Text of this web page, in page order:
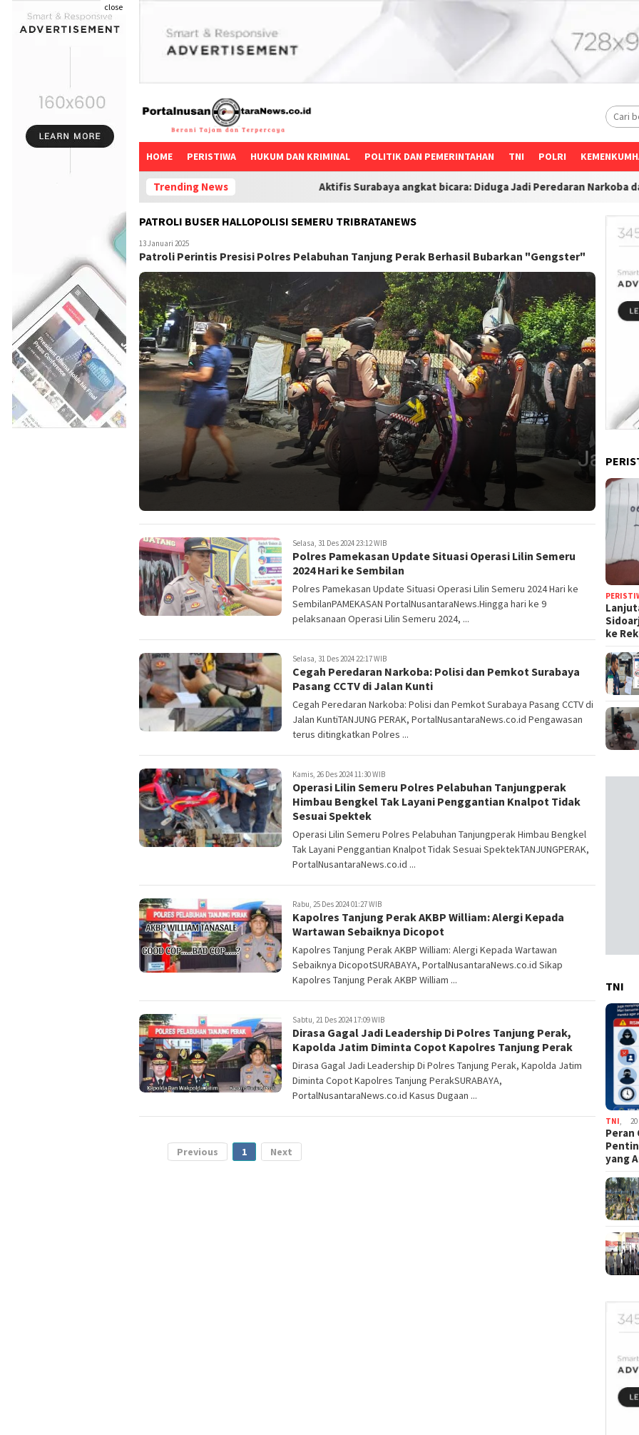
close
HOME PERISTIWA HUKUM DAN KRIMINAL POLITIK DAN PEMERINTAHAN TNI POLRI
Trending NewsAktifis Surabaya angkat bicara: Diduga Jadi Peredaran Narkoba dan Ponsel Desak
PATROLI BUSER HALLOPOLISI SEMERU TRIBRATANEWS
13 Januari 2025
Patroli Perintis Presisi Polres Pelabuhan Tanjung Perak Berhasil Bubarkan "Gengster"
Selasa, 31 Des 2024 23:12 WIB
Polres Pamekasan Update Situasi Operasi Lilin Semeru
2024 Hari ke Sembilan
Polres Pamekasan Update Situasi Operasi Lilin Semeru 2024 Hari ke
SembilanPAMEKASAN PortalNusantaraNews.Hingga hari ke 9
pelaksanaan Operasi Lilin Semeru 2024, ...
Selasa, 31 Des 2024 22:17 WIB
Cegah Peredaran Narkoba: Polisi dan Pemkot Surabaya
Pasang CCTV di Jalan Kunti
Cegah Peredaran Narkoba: Polisi dan Pemkot Surabaya Pasang CCTV di
Jalan KuntiTANJUNG PERAK, PortalNusantaraNews.co.id Pengawasan
terus ditingkatkan Polres ...
Kamis, 26 Des 2024 11:30 WIB
Operasi Lilin Semeru Polres Pelabuhan Tanjungperak
Himbau Bengkel Tak Layani Penggantian Knalpot Tidak
Sesuai Spektek
Operasi Lilin Semeru Polres Pelabuhan Tanjungperak Himbau Bengkel
Tak Layani Penggantian Knalpot Tidak Sesuai SpektekTANJUNGPERAK,
PortalNusantaraNews.co.id ...
Rabu, 25 Des 2024 01:27 WIB
Kapolres Tanjung Perak AKBP William: Alergi Kepada
Wartawan Sebaiknya Dicopot
Kapolres Tanjung Perak AKBP William: Alergi Kepada Wartawan
Sebaiknya DicopotSURABAYA, PortalNusantaraNews.co.id Sikap
Kapolres Tanjung Perak AKBP William ...
Sabtu, 21 Des 2024 17:09 WIB
Dirasa Gagal Jadi Leadership Di Polres Tanjung Perak,
Kapolda Jatim Diminta Copot Kapolres Tanjung Perak
Dirasa Gagal Jadi Leadership Di Polres Tanjung Perak, Kapolda Jatim
Diminta Copot Kapolres Tanjung PerakSURABAYA,
PortalNusantaraNews.co.id Kasus Dugaan ...
Previous 1 Next
ke
TNI
TNI,
Peran
yang